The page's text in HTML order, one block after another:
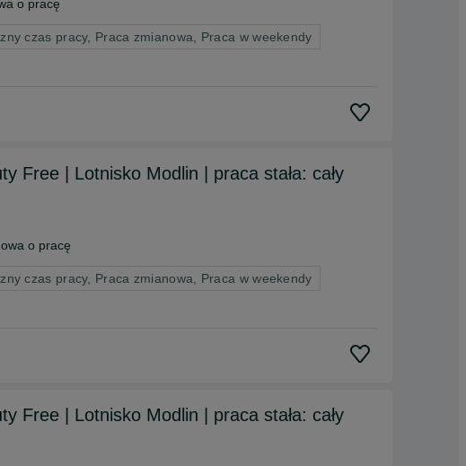
o pracę
czas pracy, Praca zmianowa, Praca w weekendy
Free | Lotnisko Modlin | praca stała: cały
o pracę
czas pracy, Praca zmianowa, Praca w weekendy
Free | Lotnisko Modlin | praca stała: cały